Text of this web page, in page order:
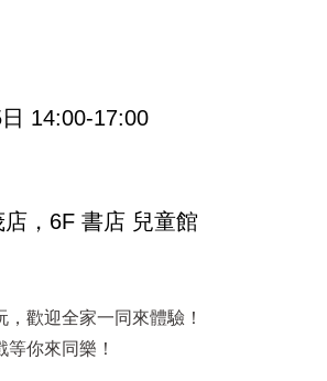
14:00-17:00
，6F 書店 兒童館
歡迎全家一同來體驗！
你來同樂！